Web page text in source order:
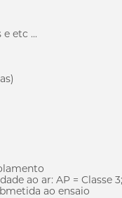
etc ...
ao ar: AP = Classe
ao ensaio